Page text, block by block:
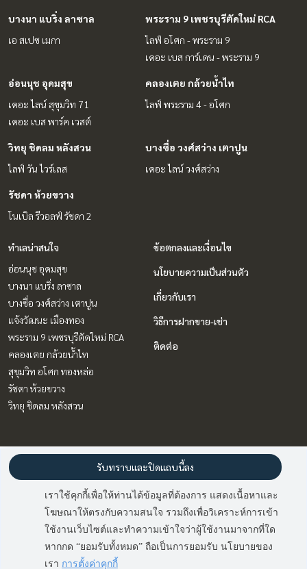
มี2คนกำลังดูประกาศนี้
บางนา แบริ่ง ลาซาล
เอ สเปซ เมกา
พระราม 9 เพชรบุรีตัดใหม่ RCA
ไลฟ์ อโศก - พระราม 9
เดอะ เบส การ์เดน - พระราม 9
อ่อนนุช อุดมสุข
เดอะ ไลน์ สุขุมวิท 71
เดอะ เบส พาร์ค เวสต์
คลองเตย กล้วยน้ำไท
ไลฟ์ พระราม 4 - อโศก
วิทยุ ชิดลม หลังสวน
ไลฟ์ วัน ไวร์เลส
บางซื่อ วงศ์สว่าง เตาปูน
เดอะ ไลน์ วงศ์สว่าง
รัชดา ห้วยขวาง
โนเบิล รีวอลฟ์ รัชดา 2
ทำเลน่าสนใจ
อ่อนนุช อุดมสุข
บางนา แบริ่ง ลาซาล
บางซื่อ วงศ์สว่าง เตาปูน
แจ้งวัฒนะ เมืองทอง
พระราม 9 เพชรบุรีตัดใหม่ RCA
คลองเตย กล้วยน้ำไท
สุขุมวิท อโศก ทองหล่อ
รัชดา ห้วยขวาง
วิทยุ ชิดลม หลังสวน
ข้อตกลงและเงื่อนไข
นโยบายความเป็นส่วนตัว
เกี่ยวกับเรา
วิธีการฝากขาย-เช่า
ติดต่อ
Power byLivinginsider.com
เราใช้คุกกี้เพื่อให้ท่านได้ข้อมูลที่ต้องการ แสดงเนื้อหาและ
โฆษณาให้ตรงกับความสนใจ รวมถึงเพื่อวิเคราะห์การเข้า
ใช้งานเว็บไซต์และทำความเข้าใจว่าผู้ใช้งานมาจากที่ใด
หากกด “ยอมรับทั้งหมด” ถือเป็นการยอมรับ นโยบายของ
เรา การตั้งค่าคุกกี้
รับทราบและปิดแถบนี้ลง